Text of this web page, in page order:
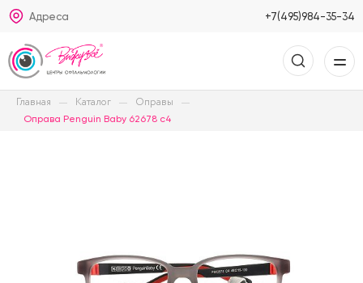
Адреса +7(495)984-35-34
Главная Каталог Оправы
Оправа Penguin Baby 62678 c4